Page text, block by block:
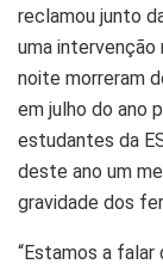
reclamou junto
uma
noite morreram
em julho do ano
estudantes da
deste ano um
gravidade dos
“Estamos a